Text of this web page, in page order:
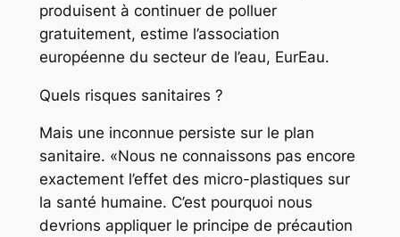
produisent à continuer de polluer
gratuitement, estime l’association
européenne du secteur de l’eau, EurEau.
Quels risques sanitaires ?
Mais une inconnue persiste sur le plan
sanitaire. «Nous ne connaissons pas encore
exactement l’effet des micro-plastiques sur
la santé humaine. C’est pourquoi nous
devrions appliquer le principe de précaution